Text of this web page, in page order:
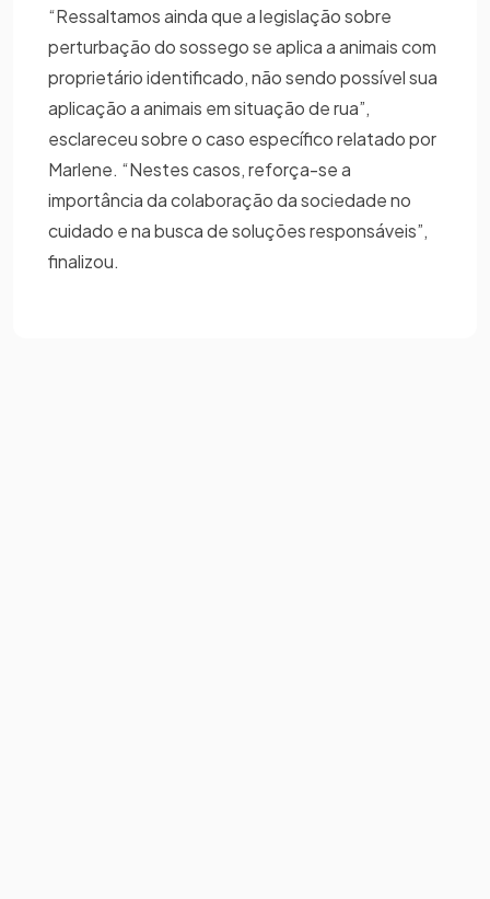
“Ressaltamos ainda que a legislação sobre
perturbação do sossego se aplica a animais com
proprietário identificado, não sendo possível sua
aplicação a animais em situação de rua”,
esclareceu sobre o caso específico relatado por
Marlene. “Nestes casos, reforça-se a
importância da colaboração da sociedade no
cuidado e na busca de soluções responsáveis”,
finalizou.